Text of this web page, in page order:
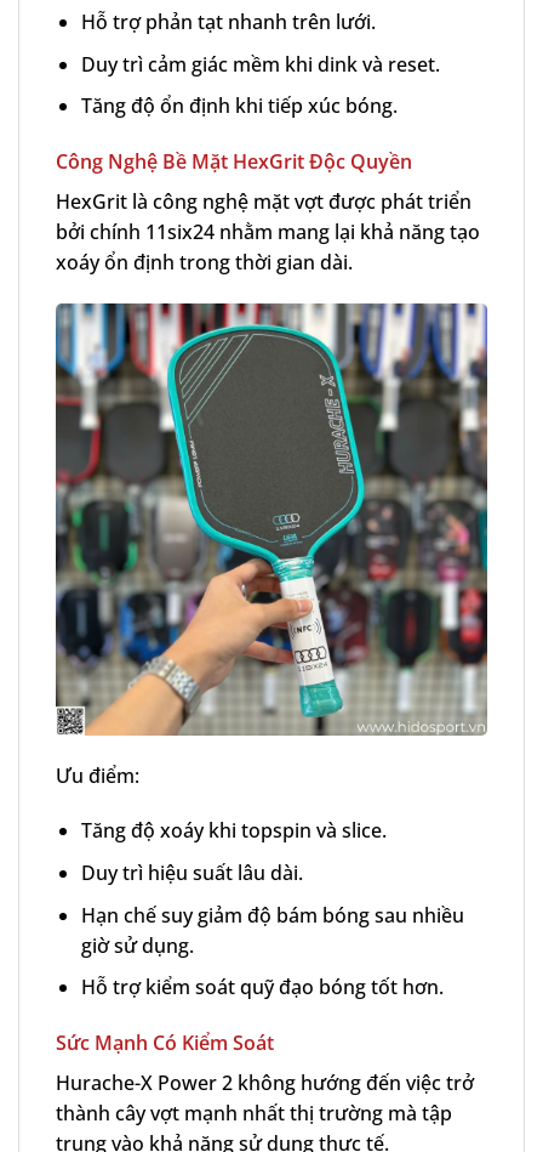
Hỗ trợ phản tạt nhanh trên lưới.
Duy trì cảm giác mềm khi dink và reset.
Tăng độ ổn định khi tiếp xúc bóng.
Công Nghệ Bề Mặt HexGrit Độc Quyền
HexGrit là công nghệ mặt vợt được phát triển
bởi chính 11six24 nhằm mang lại khả năng tạo
xoáy ổn định trong thời gian dài.
Ưu điểm:
Tăng độ xoáy khi topspin và slice.
Duy trì hiệu suất lâu dài.
Hạn chế suy giảm độ bám bóng sau nhiều
giờ sử dụng.
Hỗ trợ kiểm soát quỹ đạo bóng tốt hơn.
Sức Mạnh Có Kiểm Soát
Hurache-X Power 2 không hướng đến việc trở
thành cây vợt mạnh nhất thị trường mà tập
trung vào khả năng sử dụng thực tế.